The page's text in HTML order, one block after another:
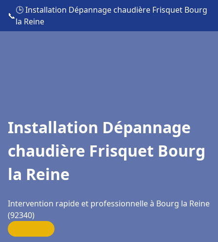
📞
🕒 Installation Dépannage chaudière Frisquet Bourg
la Reine
Installation Dépannage
chaudière Frisquet Bourg
la Reine
Intervention rapide et professionnelle à Bourg la Reine
(92340)